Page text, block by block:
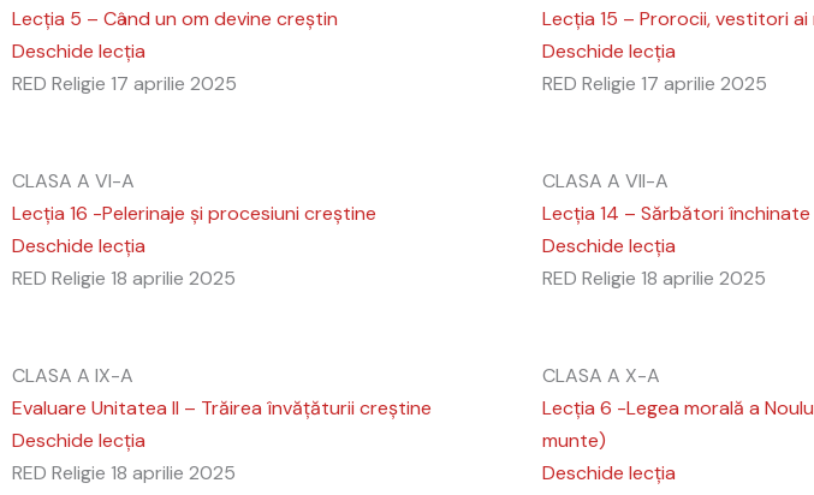
Lecția 5 – Când un om devine creştin
Deschide lecția
RED Religie 17 aprilie 2025
Lecția 15 – Prorocii, vestitori
Deschide lecția
RED Religie17 aprilie 2025
CLASA A VI-A
Lecția 16 -Pelerinaje şi procesiuni creştine
Deschide lecția
RED Religie 18 aprilie 2025
CLASA A VII-A
Lecția 14 – Sărbători
Deschide lecția
RED Religie18 aprilie 2025
CLASA A IX-A
Evaluare Unitatea II – Trăirea învățăturii creștine
Deschide lecția
RED Religie 18 aprilie 2025
CLASA A X-A
Lecția 6 -Legea morală a
munte)
Deschide lecția